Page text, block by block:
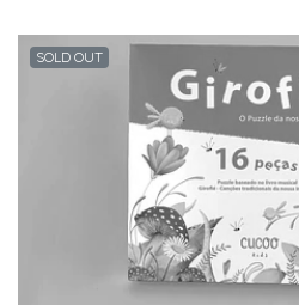
SOLD OUT